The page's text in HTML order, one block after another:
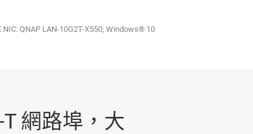
QNAP LAN-10G2T-X550; Windows® 10
T 網路埠，大